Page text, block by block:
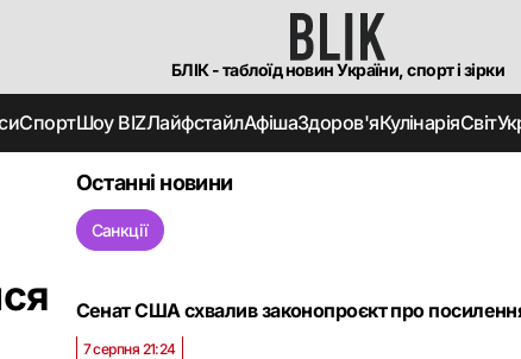
БЛІК - таблоїд новин України, спорт і зірки
СпортШоу BIZЛайфстайлАфішаЗдоров'яКулінаріяСвіт
Останні новини
Санкції
Сенат США схвалив законопроєкт про
7 серпня 21:24